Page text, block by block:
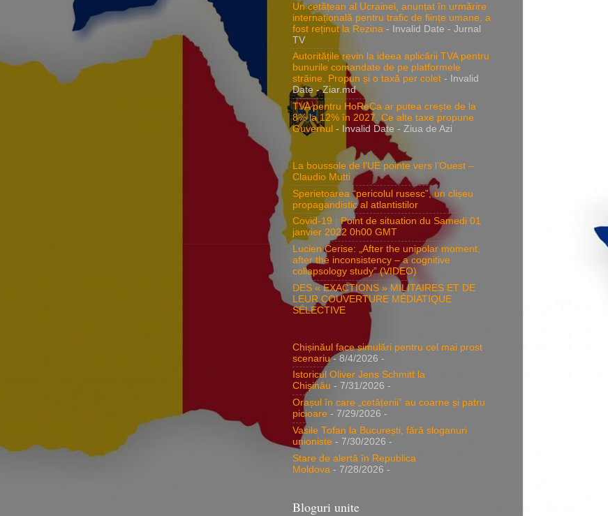
Un cetățean al Ucrainei, anunțat în urmărire
internațională pentru trafic de ființe umane, a
fost reținut la Rezina - Invalid Date - Jurnal
TV
Autoritățile revin la ideea aplicării TVA pentru
bunurile comandate de pe platformele
străine. Propun și o taxă per colet - Invalid
Date - Ziar.md
TVA pentru HoReCa ar putea crește de la
8% la 12% în 2027. Ce alte taxe propune
Guvernul - Invalid Date - Ziua de Azi
La boussole de l’UE pointe vers l’Ouest –
Claudio Mutti
Sperietoarea “pericolul rusesc”, un clișeu
propagandistic al atlantistilor
Covid-19 : Point de situation du Samedi 01
janvier 2022 0h00 GMT
Lucien Cerise: „After the unipolar moment,
after the inconsistency – a cognitive
collapsology study” (VIDEO)
DES « EXACTIONS » MILITAIRES ET DE
LEUR COUVERTURE MÉDIATIQUE
SÉLECTIVE
Chișinăul face simulări pentru cel mai prost
scenariu- 8/4/2026 -
Istoricul Oliver Jens Schmitt la
Chișinău - 7/31/2026 -
Orașul în care „cetățenii” au coarne și patru
picioare - 7/29/2026 -
Vasile Tofan la București, fără sloganuri
unioniste - 7/30/2026 -
Stare de alertă în Republica
Moldova - 7/28/2026 -
Bloguri unite